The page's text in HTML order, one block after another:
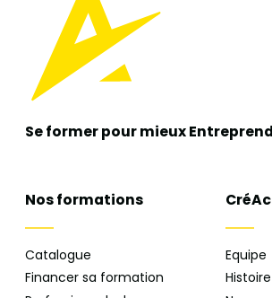
Se former pour mieux
Nos formations
Catalogue
Financer sa formation
Equipe
Histoire